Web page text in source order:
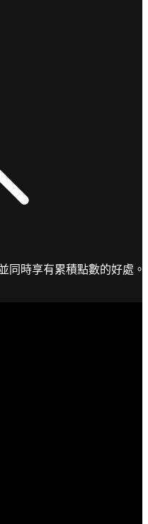
同時享有累積點數的好處。